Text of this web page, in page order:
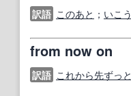
訳語 このあと ； いこう
from now on
訳語 これから先ずっと